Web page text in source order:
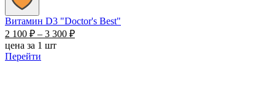
Витамин D3 "Doctor's Best"
2 100 ₽ – 3 300 ₽Диапазон
цена за 1 шт
Перейти